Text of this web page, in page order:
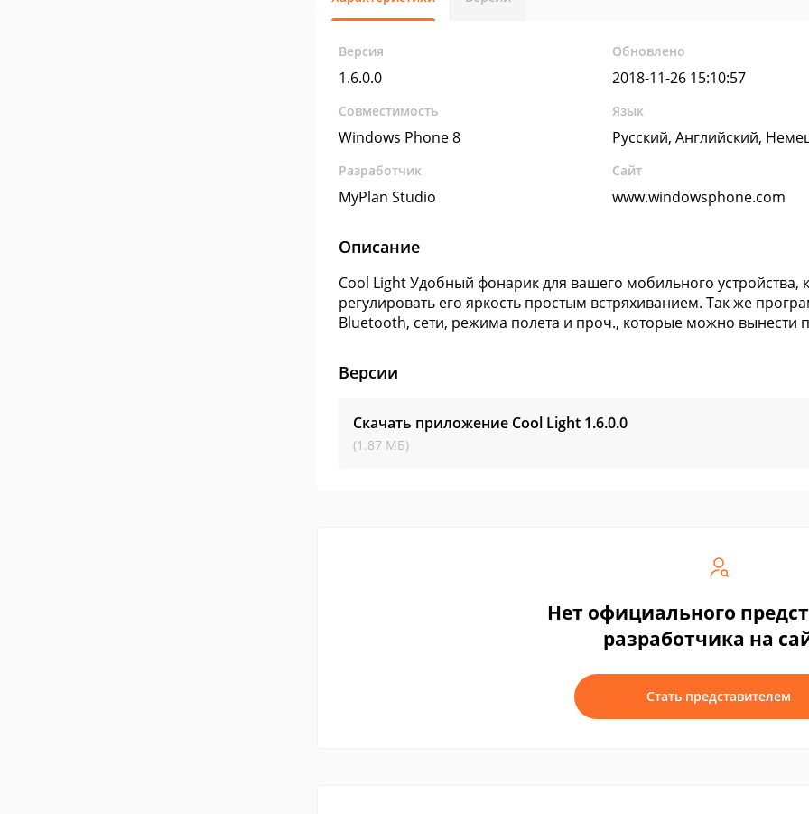
Версия
1.6.0.0
Обновлено
2018-11-26 15:10:57
Совместимость
Windows Phone 8
Язык
Русский, Английский,
Разработчик
MyPlan Studio
Сайт
www.windowsphone.com
Описание
Cool Light Удобный фонарик для вашего мобильного
регулировать его яркость простым встряхиванием. Так же
Bluetooth, сети, режима полета и проч., которые можно вынести
Версии
Скачать приложение Cool Light 1.6.0.0
(1.87 МБ)
Нет официального
разработчика на
Стать представителем